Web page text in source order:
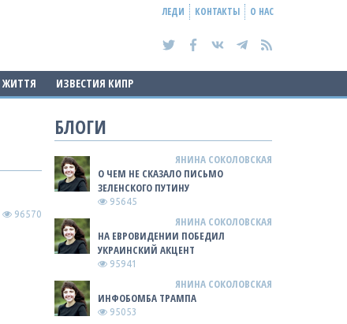
ЛЕДИ КОНТАКТЫ О НАС
ЖИТТЯ ИЗВЕСТИЯ КИПР
96570
БЛОГИ
ЯНИНА СОКОЛОВСКАЯ
О ЧЕМ НЕ СКАЗАЛО ПИСЬМО
ЗЕЛЕНСКОГО ПУТИНУ
95645
ЯНИНА СОКОЛОВСКАЯ
НА ЕВРОВИДЕНИИ ПОБЕДИЛ
УКРАИНСКИЙ АКЦЕНТ
95941
ЯНИНА СОКОЛОВСКАЯ
ИНФОБОМБА ТРАМПА
95053